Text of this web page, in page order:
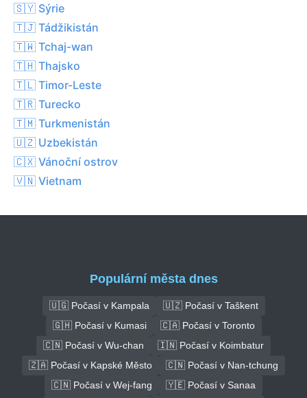
🇸🇾 Sýrie
🇹🇯 Tádžikistán
🇹🇼 Tchaj-wan
🇹🇭 Thajsko
🇹🇱 Timor-Leste
🇹🇷 Turecko
🇹🇲 Turkmenistán
🇺🇿 Uzbekistán
🇨🇽 Vánoční ostrov
🇻🇳 Vietnam
Populární města dnes
🇺🇬 Počasí v Kampala
🇺🇿 Počasí v Taškent
🇬🇭 Počasí v Kumasi
🇨🇦 Počasí v Toronto
🇨🇳 Počasí v Wu-chan
🇮🇳 Počasí v Koimbatur
🇿🇦 Počasí v Kapské Město
🇨🇳 Počasí v Nan-tchung
🇨🇳 Počasí v Wej-fang
🇾🇪 Počasí v Sanaa